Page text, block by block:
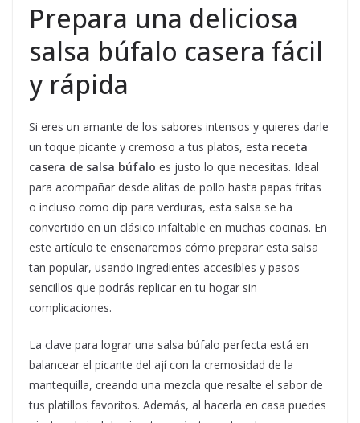
Prepara una deliciosa
salsa búfalo casera fácil
y rápida
Si eres un amante de los sabores intensos y quieres darle
un toque picante y cremoso a tus platos, esta receta
casera de salsa búfalo es justo lo que necesitas. Ideal
para acompañar desde alitas de pollo hasta papas fritas
o incluso como dip para verduras, esta salsa se ha
convertido en un clásico infaltable en muchas cocinas. En
este artículo te enseñaremos cómo preparar esta salsa
tan popular, usando ingredientes accesibles y pasos
sencillos que podrás replicar en tu hogar sin
complicaciones.
La clave para lograr una salsa búfalo perfecta está en
balancear el picante del ají con la cremosidad de la
mantequilla, creando una mezcla que resalte el sabor de
tus platillos favoritos. Además, al hacerla en casa puedes